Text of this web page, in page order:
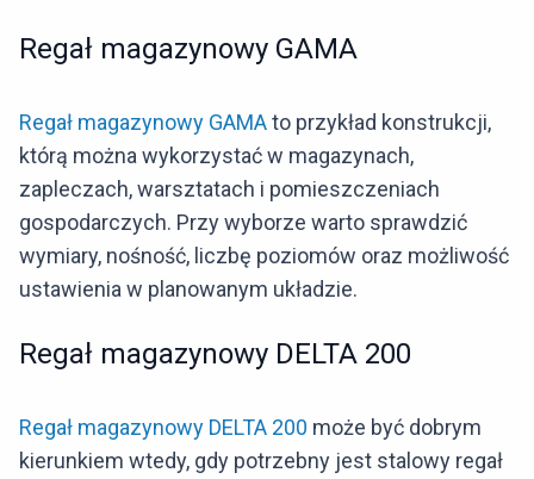
Regał magazynowy GAMA
Regał magazynowy GAMAto przykład konstrukcji,
którą można wykorzystać w magazynach,
zapleczach, warsztatach i pomieszczeniach
gospodarczych. Przy wyborze warto sprawdzić
wymiary, nośność, liczbę poziomów oraz możliwość
ustawienia w planowanym układzie.
Regał magazynowy DELTA 200
Regał magazynowy DELTA 200 może być dobrym
kierunkiem wtedy, gdy potrzebny jest stalowy regał